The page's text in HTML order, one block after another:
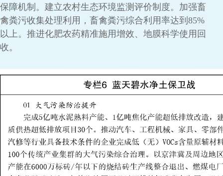
保障机制。建立农村生态环境监测评价制度。加强畜
禽粪污收集处理利用，畜禽粪污综合利用率达到85%
以上。推进化肥农药精准施用增效、地膜科学使用回
收。